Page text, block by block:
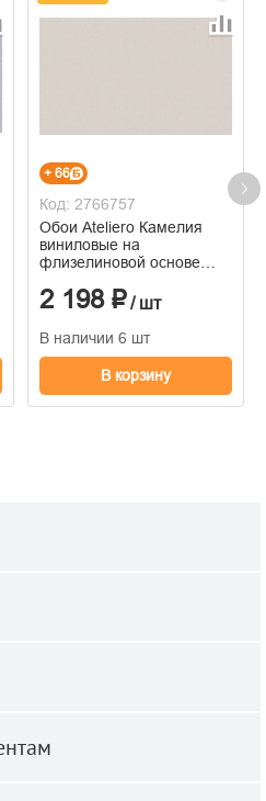
+ 66
Код: 2766757
Обои Ateliero Камелия
виниловые на
флизелиновой основе
1,06м*10м
2 198 ₽/ шт
В наличии 6 шт
В корзину